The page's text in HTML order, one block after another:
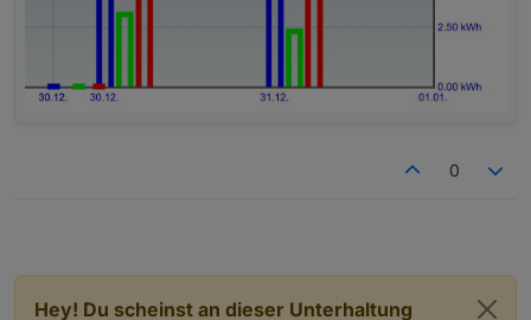
0
Hey! Du scheinst an dieser Unterhaltung